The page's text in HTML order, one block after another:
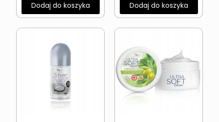
Dodaj do koszyka Dodaj do koszyka